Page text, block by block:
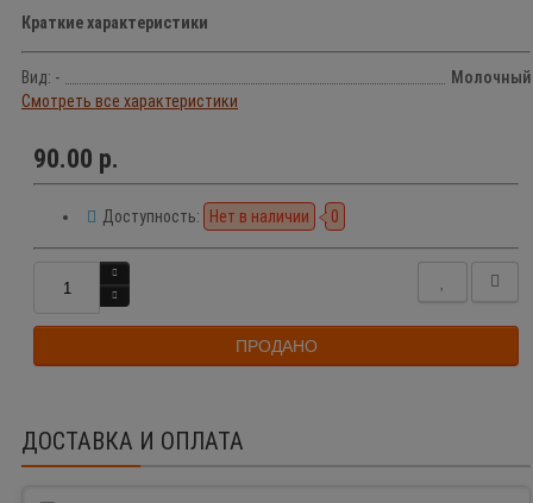
Краткие характеристики
Вид: -
Молочный
Смотреть все характеристики
90.00 р.
Доступность: Нет в наличии 0
ПРОДАНО
ДОСТАВКА И ОПЛАТА